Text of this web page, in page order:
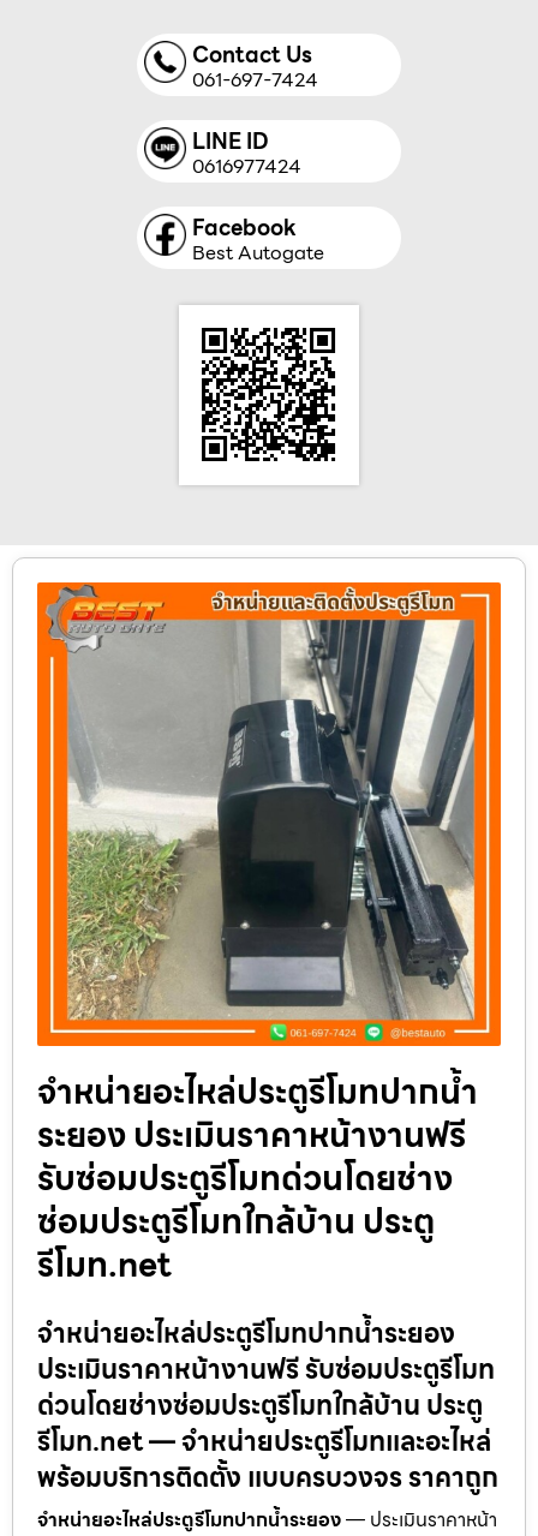
Contact Us
061-697-7424
LINE ID
0616977424
Facebook
Best Autogate
จำหน่ายอะไหล่ประตูรีโมทปากน้ำ
ระยอง ประเมินราคาหน้างานฟรี
รับซ่อมประตูรีโมทด่วนโดยช่าง
ซ่อมประตูรีโมทใกล้บ้าน ประตู
รีโมท.net
จำหน่ายอะไหล่ประตูรีโมทปากน้ำระยอง
ประเมินราคาหน้างานฟรี รับซ่อมประตูรีโมท
ด่วนโดยช่างซ่อมประตูรีโมทใกล้บ้าน ประตู
รีโมท.net — จำหน่ายประตูรีโมทและอะไหล่
พร้อมบริการติดตั้ง แบบครบวงจร ราคาถูก
จำหน่ายอะไหล่ประตูรีโมทปากน้ำระยอง— ประเมินราคาหน้า